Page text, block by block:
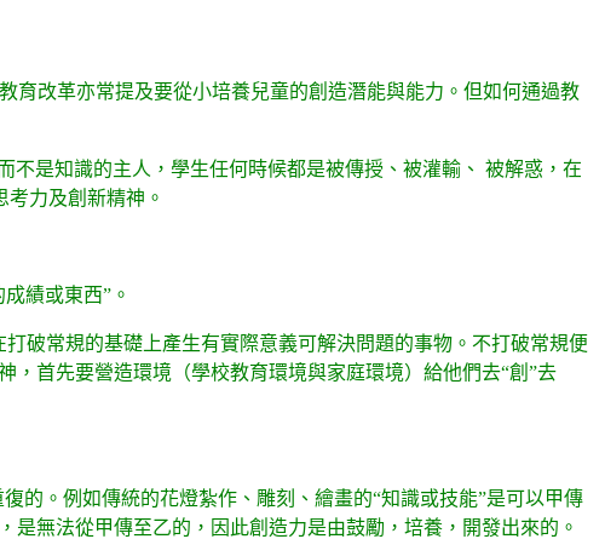
育改革亦常提及要從小培養兒童的創造潛能與能力。但如何通過教
是知識的主人，學生任何時候都是被傳授、被灌輸、 被解惑，在
力及創新精神。
績或東西”。
破常規的基礎上產生有實際意義可解決問題的事物。不打破常規便
，首先要營造環境（學校教育環境與家庭環境）給他們去“創”去
的。例如傳統的花燈紮作、雕刻、繪畫的“知識或技能”是可以甲傳
無法從甲傳至乙的，因此創造力是由鼓勵，培養，開發出來的。